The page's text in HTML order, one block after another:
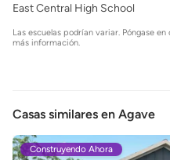
East Central High School
Las escuelas podrían variar. Póngase
más información.
Casas similares en Agave
Construyendo Ahora